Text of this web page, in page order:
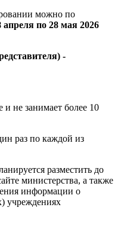
можно по
апреля по 28 мая 2026
-
не занимает более 10
раз по каждой из
разместить до
министерства, а также
информации о
учреждениях